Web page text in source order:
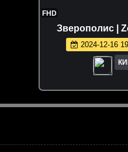
FHD
Зверополис |
2024-12-16